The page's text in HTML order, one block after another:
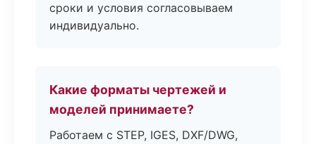
сроки и условия согласовываем
индивидуально.
Какие форматы чертежей и
моделей принимаете?
Работаем с STEP, IGES, DXF/DWG,